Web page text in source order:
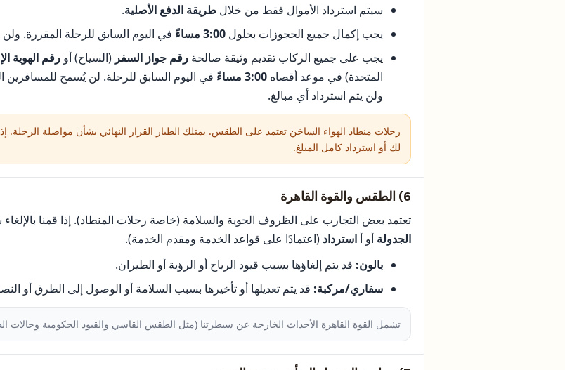
سيتم استرداد الأموال فقط من خلال طريقة الدفع الأصلية.
يجب إكمال جميع الحجوزات بحلول 3:00 مساءً
في اليوم السابق للرحلة المقررة.
يجب على جميع الركاب تقديم وثيقة صالحة رقم جواز السفر (السياح) أو رقم الهوية
المتحدة) في موعد أقصاه 3:00 مساءً
في اليوم السابق للرحلة. لن يُسمح للمسافرين
ولن يتم استرداد أي مبالغ.
رحلات منطاد الهواء الساخن تعتمد على الطقس. يمتلك الطيار القرار النهائي بشأن مواصلة
لك أو استرداد كامل المبلغ.
6) الطقس والقوة القاهرة
تعتمد بعض التجارب على الظروف الجوية والسلامة (خاصة رحلات المنطاد). إذا قمنا
الجدولة أو أ استرداد (اعتمادًا على قواعد الخدمة ومقدم الخدمة).
بالون: قد يتم إلغاؤها بسبب قيود الرياح أو الرؤية أو الطيران.
سفاري/مركبة: قد يتم تعديلها أو تأخيرها بسبب السلامة أو الوصول إلى الطرق أو
تشمل القوة القاهرة الأحداث الخارجة عن سيطرتنا (مثل الطقس القاسي والقيود الحكومية وحالات